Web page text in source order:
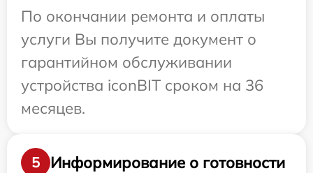
По окончании ремонта и оплаты
услуги Вы получите документ о
гарантийном обслуживании
устройства iconBIT сроком на 36
месяцев.
5
Информирование о готовности